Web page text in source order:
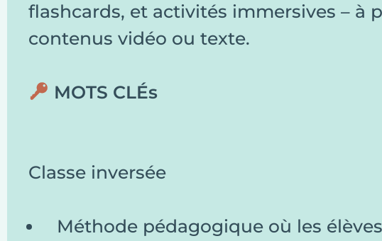
flashcards, et activités immersives – à
contenus vidéo ou texte.
MOTS CLÉs
Classe inversée
Méthode pédagogique où les